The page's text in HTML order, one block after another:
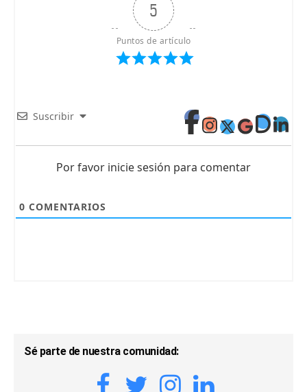
5
Puntos de artículo
Suscribir
Por favor inicie sesión para comentar
0 COMENTARIOS
Sé parte de nuestra comunidad: